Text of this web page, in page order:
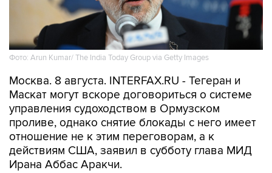
Фото: Arun Kumar/ The India Today Group via Getty Images
Москва. 8 августа. INTERFAX.RU - Тегеран и
Маскат могут вскоре договориться о системе
управления судоходством в Ормузском
проливе, однако снятие блокады с него имеет
отношение не к этим переговорам, а к
действиям США, заявил в субботу глава МИД
Ирана Аббас Аракчи.